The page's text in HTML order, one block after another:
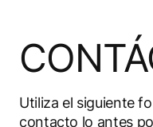
Utiliza el siguiente
contacto lo antes